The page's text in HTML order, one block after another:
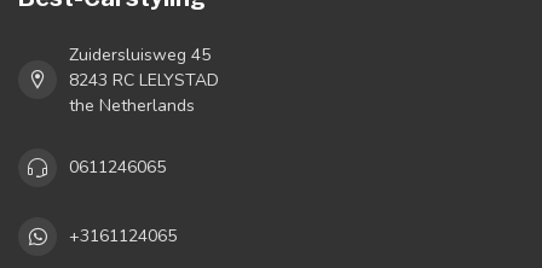
Zuidersluisweg 45
8243 RC LELYSTAD
the Netherlands
0611246065
+3161124065